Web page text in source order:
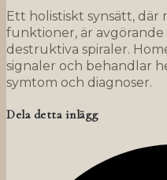
Ett holistiskt synsätt, där
funktioner, är
destruktiva spiraler.
signaler och behandlar
symtom och diagnoser.
Dela detta inlägg